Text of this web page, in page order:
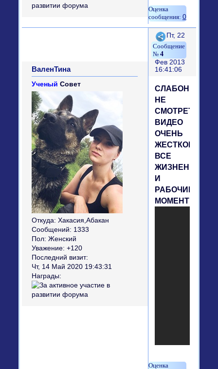
0
Поделиться
4
Пт, 22
Фев 2013
16:41:06
ВаленТина
Ученый Совет
Откуда: Хакасия,Абакан
Сообщений: 1333
Пол: Женский
Уважение: +120
Последний визит:
Чт, 14 Май 2020 19:43:31
Награды:
НЕ
СМОТРЕТЬ.
ВИДЕО
ОЧЕНЬ
ЖЕСТКОЕ.
ВСЕ
ЖИЗНЕННЫЕ
И
РАБОЧИЕ
МОМЕНТЫ